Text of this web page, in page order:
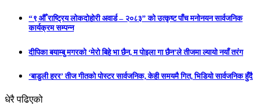
“९ औँ राष्ट्रिय लोकदोहोरी अवार्ड – २०८३” को उत्कृष्ट पाँच मनोनयन सार्वजनिक
कार्यक्रम सम्पन्न
दीपिका बयाम्बु मगरको ‘मेरो बिहे भा छैन, म पोइला गा छैन’ले तीजमा ल्यायो नयाँ तरंग
‘बाडुली हरर’ तीज गीतको पोस्टर सार्वजनिक, केही समयमै गित, भिडियो सार्वजनिक हुँदै
धेरै पढिएको